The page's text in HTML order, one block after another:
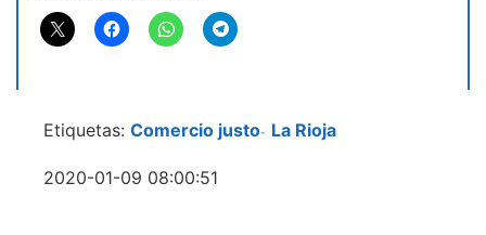
Etiquetas: Comercio justo- La Rioja
2020-01-09 08:00:51